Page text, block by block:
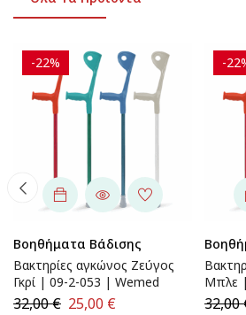
-22%
Βοηθήματα Βάδισης
Βακτηρίες αγκώνος Ζεύγος
Γκρί | 09-2-053 | Wemed
32,00€ 25,00 €
-
Μπλε
32,00